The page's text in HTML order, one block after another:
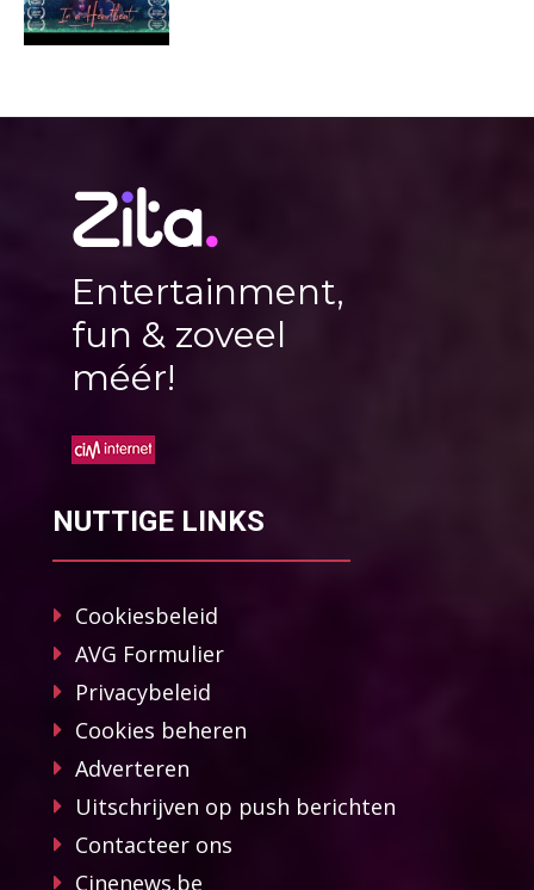
Entertainment,
fun & zoveel
méér!
NUTTIGE LINKS
Cookiesbeleid
AVG Formulier
Privacybeleid
Cookies beheren
Adverteren
Uitschrijven op push berichten
Contacteer ons
Cinenews.be